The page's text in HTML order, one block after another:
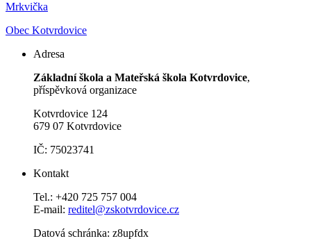
Mrkvička
Obec Kotvrdovice
Adresa
Základní škola a Mateřská škola Kotvrdovice,
příspěvková organizace
Kotvrdovice 124
679 07 Kotvrdovice
IČ: 75023741
Kontakt
Tel.: +420 725 757 004
E-mail: reditel@zskotvrdovice.cz
Datová schránka: z8upfdx